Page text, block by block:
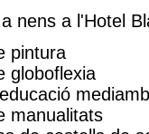
nens a l'Hotel
pintura
globoflexia
manualitats